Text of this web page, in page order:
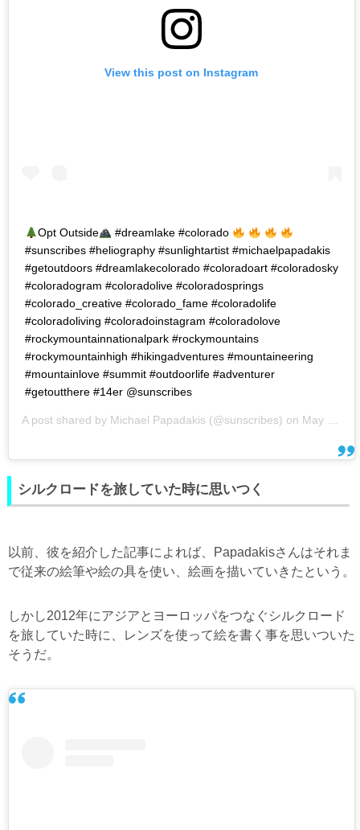
View this post on Instagram
Opt Outside
#dreamlake #colorado
#sunscribes #heliography #sunlightartist #michaelpapadakis
#getoutdoors #dreamlakecolorado #coloradoart #coloradosky
#coloradogram #coloradolive #coloradosprings
#colorado_creative #colorado_fame #coloradolife
#coloradoliving #coloradoinstagram #coloradolove
#rockymountainnationalpark #rockymountains
#rockymountainhigh #hikingadventures #mountaineering
#mountainlove #summit #outdoorlife #adventurer
#getoutthere #14er @sunscribes
A post shared by Michael Papadakis (@sunscribes) on May 27, 2018 at 9:17am PDT
シルクロードを旅していた時に思いつく
以前、彼を紹介した記事によれば、Papadakisさんはそれま
で従来の絵筆や絵の具を使い、絵画を描いていきたという。
しかし2012年にアジアとヨーロッパをつなぐシルクロード
を旅していた時に、レンズを使って絵を書く事を思いついた
そうだ。